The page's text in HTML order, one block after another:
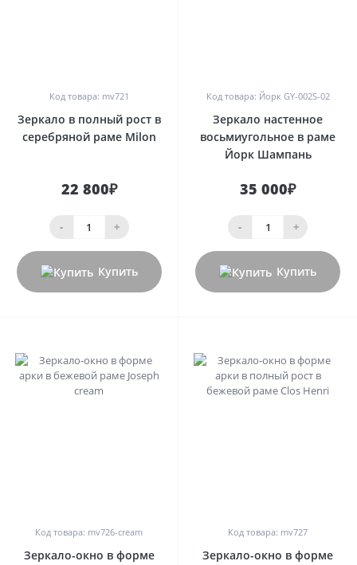
Код товара: mv721
Зеркало в полный рост в
серебряной раме Milon
22 800₽
- +
Купить
Код товара: Йорк GY-002S-02
Зеркало настенное
восьмиугольное в раме
Йорк Шампань
35 000₽
- +
Купить
Код товара: mv726-cream
Зеркало-окно в форме
Код товара: mv727
Зеркало-окно в форме